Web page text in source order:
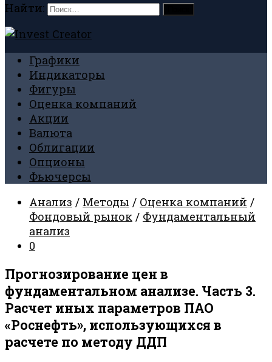
Найти:
Графики
Индикаторы
Фигуры
Оценка компаний
Акции
Валюта
Облигации
Опционы
Фьючерсы
Анализ / Методы / Оценка компаний /
Фондовый рынок / Фундаментальный
анализ
0
Прогнозирование цен в
фундаментальном анализе. Часть 3.
Расчет иных параметров ПАО
«Роснефть», использующихся в
расчете по методу ДДП